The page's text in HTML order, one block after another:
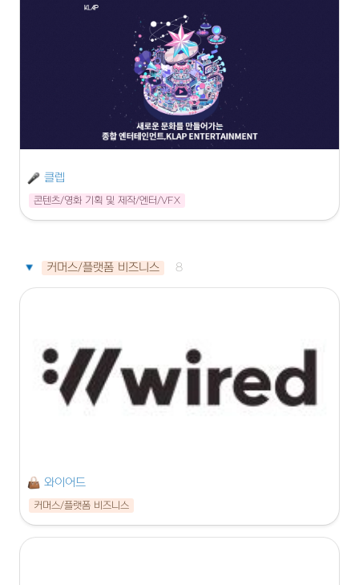
클렙
콘텐츠/영화 기획 및 제작/엔터/VFX
커머스/플랫폼 비즈니스 8
와이어드
커머스/플랫폼 비즈니스